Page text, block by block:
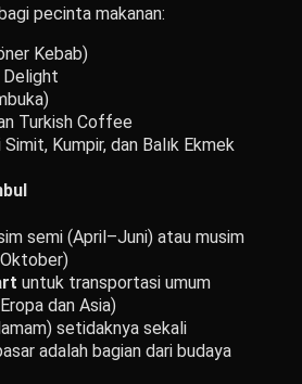
pecinta makanan:
Kebab)
Delight
Turkish Coffee
Kumpir, dan Balık Ekmek
semi (April–Juni) atau musim
untuk transportasi umum
dan Asia)
setidaknya sekali
adalah bagian dari budaya